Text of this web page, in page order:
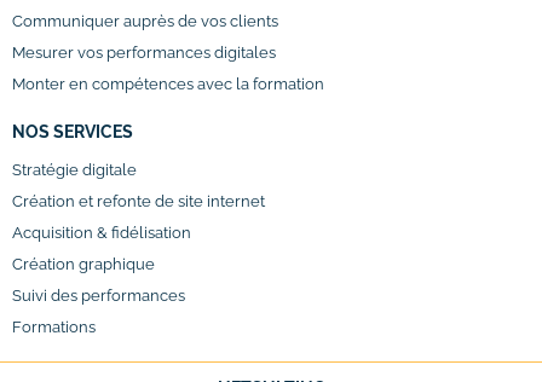
Communiquer auprès de vos clients
Mesurer vos performances digitales
Monter en compétences avec la formation
NOS SERVICES
Stratégie digitale
Création et refonte de site internet
Acquisition & fidélisation
Création graphique
Suivi des performances
Formations